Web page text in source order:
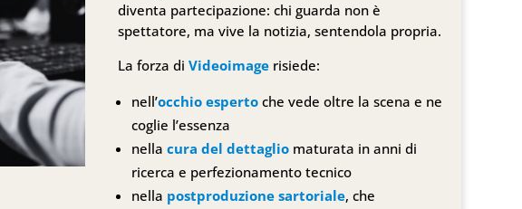
diventa partecipazione: chi guarda non è
spettatore, ma vive la notizia, sentendola propria.
La forza di Videoimagerisiede:
nell’occhio espertoche vede oltre la scena e ne
coglie l’essenza
nella cura del dettagliomaturata in anni di
ricerca e perfezionamento tecnico
nella postproduzione sartoriale, che